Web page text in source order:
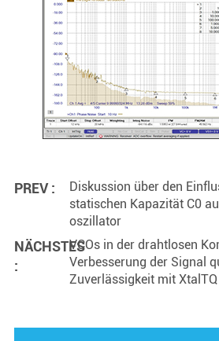
PREV :
Diskussion über den
statischen Kapazität C0
oszillator
NÄCHSTES
:
VCOs in der drahtlosen
Verbesserung der Signal
Zuverlässigkeit mit XtalTQ